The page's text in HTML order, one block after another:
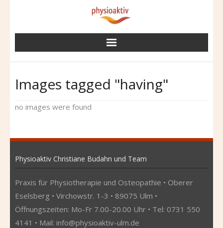
Images tagged "having"
no images were found
Physioaktiv Christiane Budahn und Team
Praxis für Physiotherapie und Osteopathie • Oberer
Eselsberg • Virchowstr. 1-3 • 89075 Ulm •
Öffnungszeiten: Mo-Fr 7.00-20.00 Uhr • Tel: 0731 550
4141 • Mail: info@physioaktiv-ulm.de